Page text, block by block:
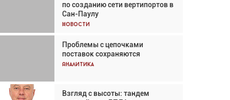
по созданию сети вертипортов в
Сан-Паулу
Новости
Проблемы с цепочками
поставок сохраняются
Аналитика
Взгляд с высоты: тандем
Кох: «Фотография говорит сама
за себя... а ИИ всё портит»
Новости
Впервые с 2024 года
глобальный трафик снижается
три недели подряд
Частный самолёт – это актив.